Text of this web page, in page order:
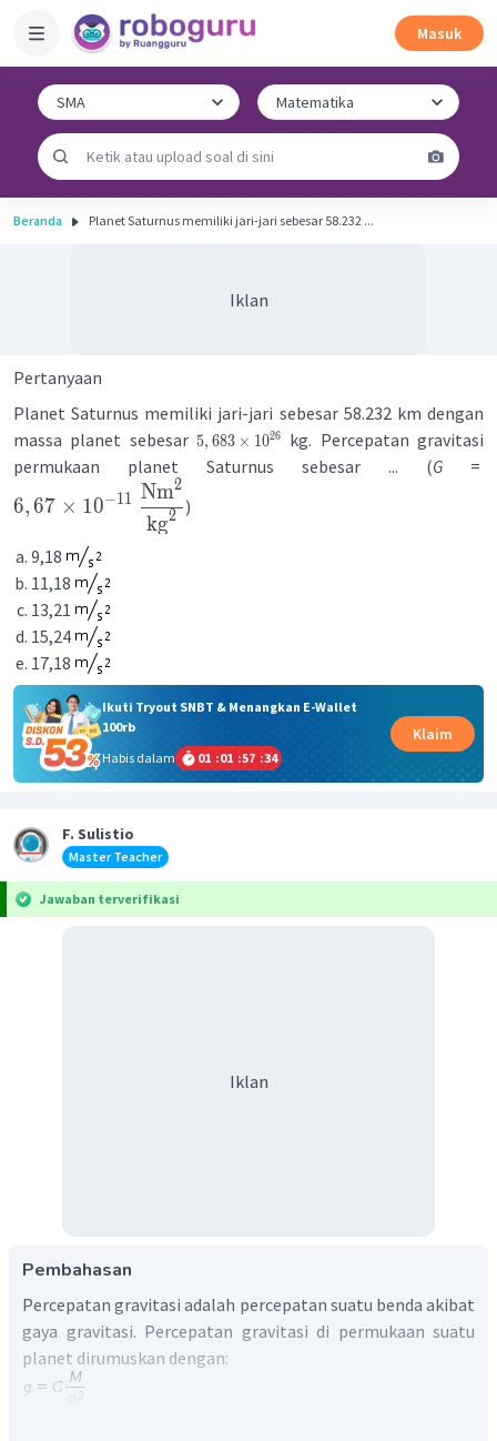
Masuk
Beranda Planet Saturnus memiliki jari-jari sebesar 58.232 ...
Iklan
Pertanyaan
Planet Saturnus memiliki jari-jari sebesar 58.232 km dengan
massa planet sebesar5, 683 × 1026
kg. Percepatan gravitasi
permukaan planet Saturnus sebesar ... (G =
6,67 × 10−11
kg2
Nm2
)
9,18
11,18
13,21
15,24
17,18
Ikuti Tryout SNBT & Menangkan E-Wallet
100rb
Habis dalam
01 :01 :57 :34
Klaim
F. Sulistio
Master Teacher
Jawaban terverifikasi
Iklan
Pembahasan
Percepatan gravitasi adalah percepatan suatu benda akibat
gaya gravitasi. Percepatan gravitasi di permukaan suatu
planet dirumuskan dengan: